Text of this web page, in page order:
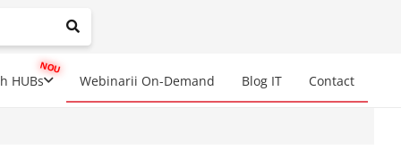
results are available use up and down arrows to
HUBs Webinarii On-Demand Blog IT Contact